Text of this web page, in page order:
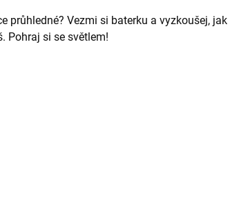
průhledné? Vezmi si baterku a vyzkoušej, jak
Pohraj si se světlem!